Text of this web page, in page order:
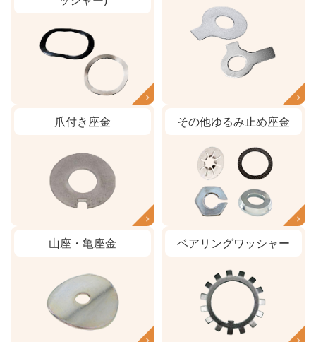
爪付き座金 その他ゆるみ止め座金
山座・亀座金 ベアリングワッシャー